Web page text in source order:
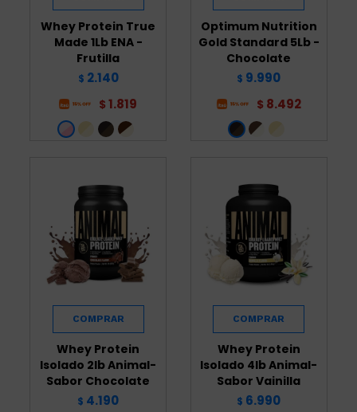
Whey Protein True
Made 1Lb ENA -
Frutilla
$ 2.140
$ 1.819
Optimum Nutrition
Gold Standard 5Lb -
Chocolate
$ 9.990
$ 8.492
Whey Protein
Isolado 2lb Animal-
Sabor Chocolate
$ 4.190
Whey Protein
Isolado 4lb Animal-
Sabor Vainilla
$ 6.990